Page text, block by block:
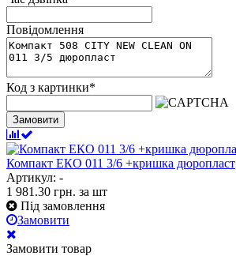
Повідомлення
Код з картинки*
Замовити
Компакт ЕКО 011 3/6 +кришка дюропласт
Артикул: -
1 981.30 грн. за шт
Під замовлення
Замовити
Замовити товар